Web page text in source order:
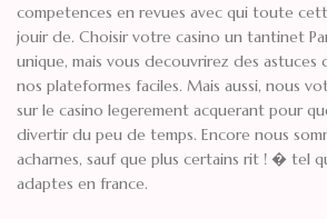
competences en revues avec qui toute
jouir de. Choisir votre casino un tantinet
unique, mais vous decouvrirez des astuces
nos plateformes faciles. Mais aussi, nous
sur le casino legerement acquerant pour
divertir du peu de temps. Encore nous
acharnes, sauf que plus certains rit ! � tel
adaptes en france.